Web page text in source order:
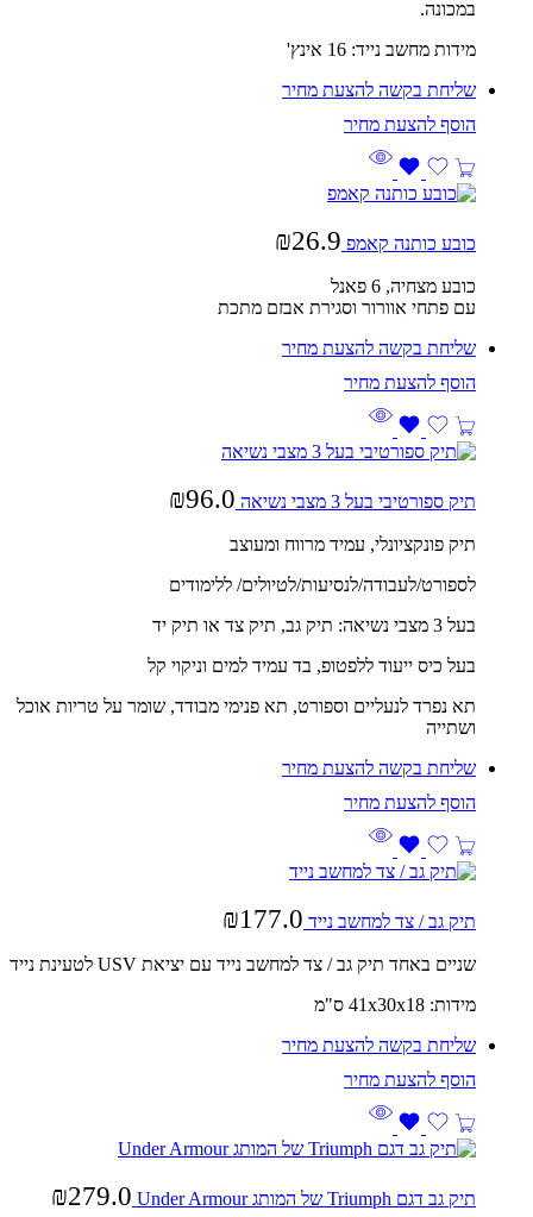
במכונה.
מידות מחשב נייד: 16 אינץ'
שליחת בקשה להצעת מחיר
כובע כותנה קאמפ ₪26.9
כובע מצחיה, 6 פאנל
עם פתחי אוורור וסגירת אבזם מתכת
שליחת בקשה להצעת מחיר
תיק ספורטיבי בעל 3 מצבי נשיאה ₪96.0
תיק פונקציונלי, עמיד מרווח ומעוצב
לספורט/לעבודה/לנסיעות/לטיולים/ ללימודים
בעל 3 מצבי נשיאה: תיק גב, תיק צד או תיק יד
בעל כיס ייעוד ללפטופ, בד עמיד למים וניקוי קל
תא נפרד לנעליים וספורט, תא פנימי מבודד, שומר על טריות אוכל
ושתייה
שליחת בקשה להצעת מחיר
תיק גב / צד למחשב נייד ₪177.0
שניים באחד תיק גב / צד למחשב נייד עם יציאת USV לטעינת נייד
מידות: 41x30x18 ס"מ
שליחת בקשה להצעת מחיר
תיק גב דגם Triumph של המותג Under Armour ₪279.0